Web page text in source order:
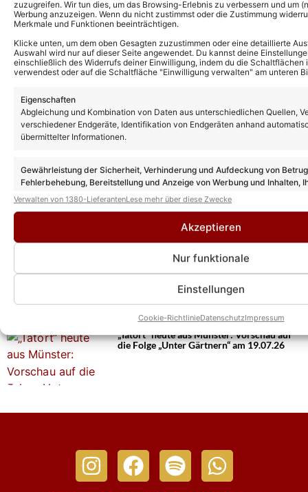
zuzugreifen. Wir tun dies, um das Browsing-Erlebnis zu verbessern und um
Werbung anzuzeigen. Wenn du nicht zustimmst oder die Zustimmung
Merkmale und Funktionen beeinträchtigen.
Klicke unten, um dem oben Gesagten zuzustimmen oder eine detaillierte
Auswahl wird nur auf dieser Seite angewendet. Du kannst deine
einschließlich des Widerrufs deiner Einwilligung, indem du die
verwendest oder auf die Schaltfläche "Einwilligung verwalten" am unteren
Eigenschaften
Abgleichung und Kombination von Daten aus unterschiedlichen Quellen,
verschiedener Endgeräte, Identifikation von Endgeräten anhand
übermittelter Informationen.
Gewährleistung der Sicherheit, Verhinderung und Aufdeckung von
Fehlerbehebung, Bereitstellung und Anzeige von Werbung und Inhalten,
Entscheidungen zum Datenschutz speichern und übermitteln.
Verwalten von 1380-LieferantenLese mehr über diese Zwecke
Akzeptieren
Nur funktionale
Einstellungen
Cookie-RichtlinieDatenschutzImpressum
Weitere News
„Tatort“ heute aus Dresden: Vorschau auf
die Folge „Was ihr nicht seht“ am 02.08.26
Johannes Krisch ist tot: „Braunschlag“ und
„Tatort“-Star stirbt mit 59 Jahren
„Tatort“ heute aus München: Vorschau auf
die Folge „Game Over“ am 26.07.26
„Tatort“ heute aus Münster: Vorschau auf
die Folge „Unter Gärtnern“ am 19.07.26